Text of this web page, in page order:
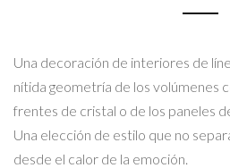
Una decoración de interiores de
nítida geometría de los volúmenes
frentes de cristal o de los paneles
Una elección de estilo que no
desde el calor de la emoción.